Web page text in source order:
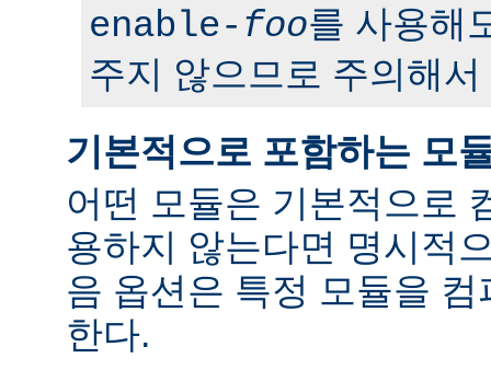
enable- foo를 사용해
주지 않으므로 주의해
기본적으로 포함하는 모
어떤 모듈은 기본적으로
용하지 않는다면 명시적
음 옵션은 특정 모듈을
한다.